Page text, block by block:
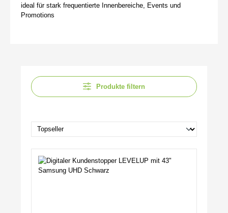
ideal für stark frequentierte Innenbereiche, Events und
Promotions
Produkte filtern